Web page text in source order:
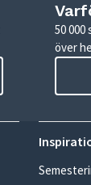
50
över